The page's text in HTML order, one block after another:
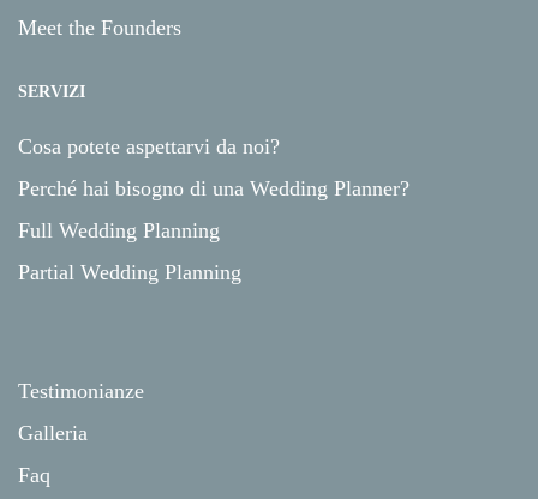
Meet the Founders
SERVIZI
Cosa potete aspettarvi da noi?
Perché hai bisogno di una Wedding Planner?
Full Wedding Planning
Partial Wedding Planning
Testimonianze
Galleria
Faq